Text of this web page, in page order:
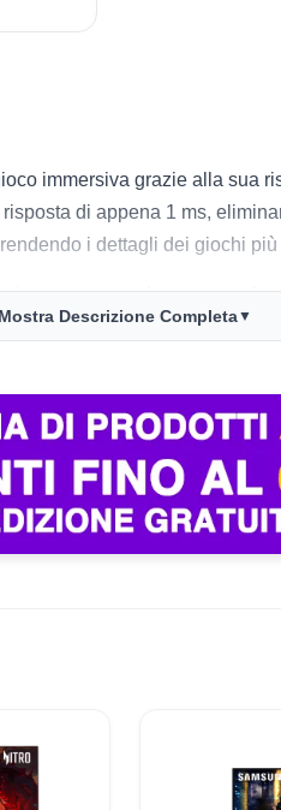
immersiva grazie alla sua
di appena 1 ms,
i dettagli dei giochi
consentendo un
al massimo le capacità
un netto
durante le sessioni
un’ottima scelta per i gamer
Mostra Descrizione Completa▼